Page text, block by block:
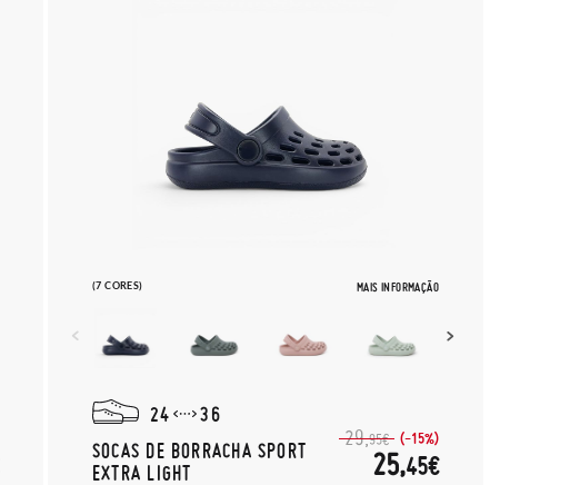
(7 CORES) MAIS INFORMAÇÃO
24
36
SOCAS DE BORRACHA SPORT
EXTRA LIGHT
29,95€ (-15%)
25,45€